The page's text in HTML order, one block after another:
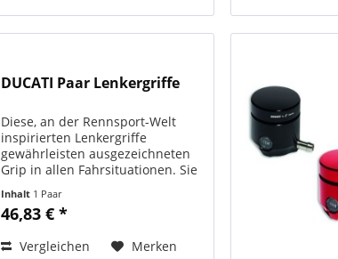
DUCATI Paar Lenkergriffe
Diese, an der Rennsport-Welt
inspirierten Lenkergriffe
gewährleisten ausgezeichneten
Grip in allen Fahrsituationen. Sie
plötzliches Abrutschen der Hand
verhindern und Vibrationen
Inhalt 1 Paar
46,83 € *
Vergleichen Merken